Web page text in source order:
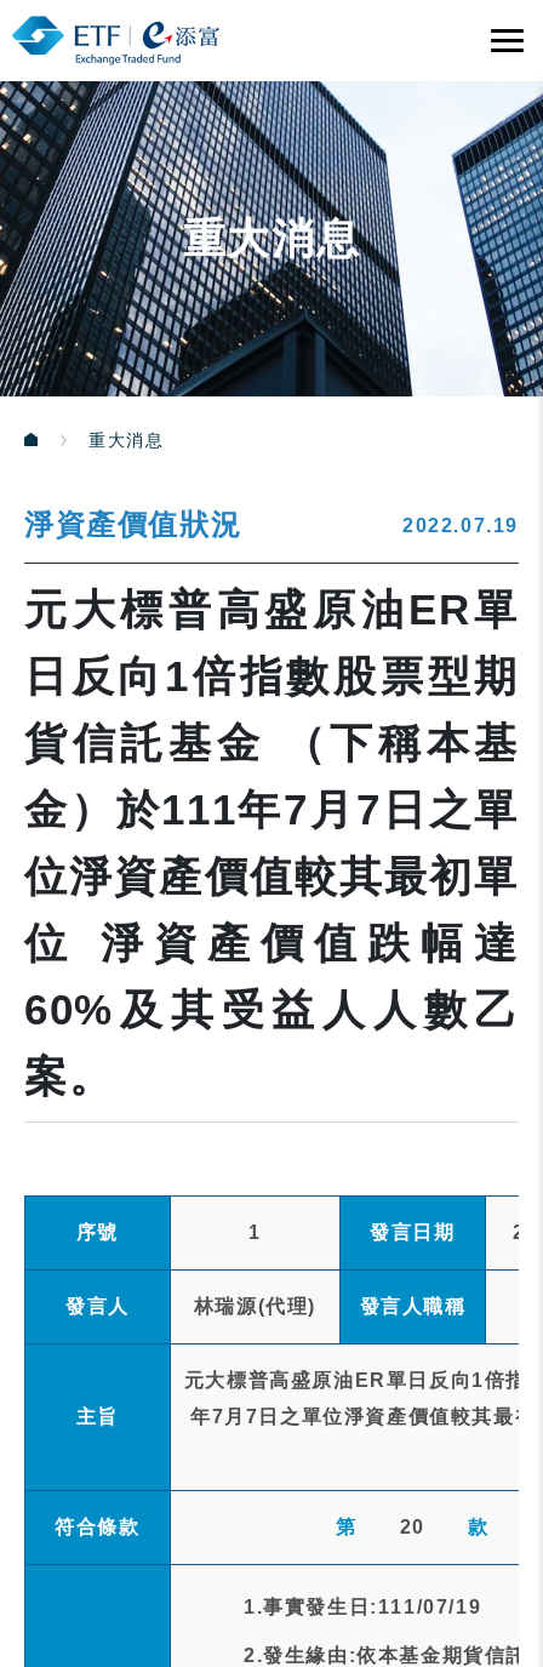
重大消息
重大消息
淨資產價值狀況 2022.07.19
元大標普高盛原油ER單
日反向1倍指數股票型期
貨信託基金 （下稱本基
金）於111年7月7日之單
位淨資產價值較其最初單
位 淨資產價值跌幅達
60%及其受益人人數乙
案。
序號 1 發言日期
發言人 林瑞源(代理) 發言人職稱
主旨
元大標普高盛原油ER單日反向1倍指
年7月7日之單位淨資產價值較其最
符合條款 第 20 款
1.事實發生日:111/07/19
2.發生緣由:依本基金期貨信託